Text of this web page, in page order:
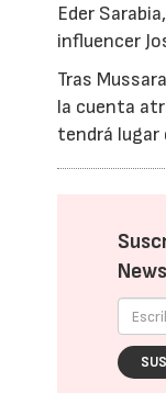
Eder
influencer
Tras
la cuenta
tendrá lugar